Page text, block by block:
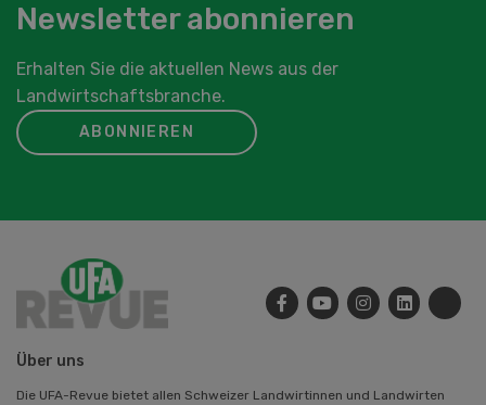
Newsletter abonnieren
Erhalten Sie die aktuellen News aus der
Landwirtschaftsbranche.
ABONNIEREN
Über uns
Die UFA-Revue bietet allen Schweizer Landwirtinnen und Landwirten